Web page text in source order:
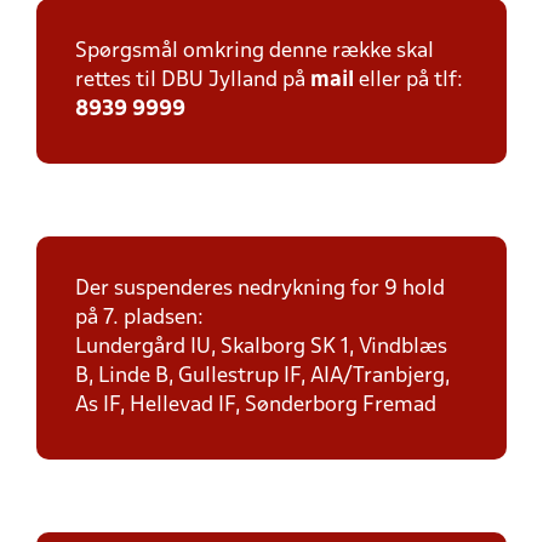
Spørgsmål omkring denne række skal
rettes til DBU Jylland på mail eller på tlf:
8939 9999
Der suspenderes nedrykning for 9 hold
på 7. pladsen:
Lundergård IU, Skalborg SK 1, Vindblæs
B, Linde B, Gullestrup IF, AIA/Tranbjerg,
As IF, Hellevad IF, Sønderborg Fremad